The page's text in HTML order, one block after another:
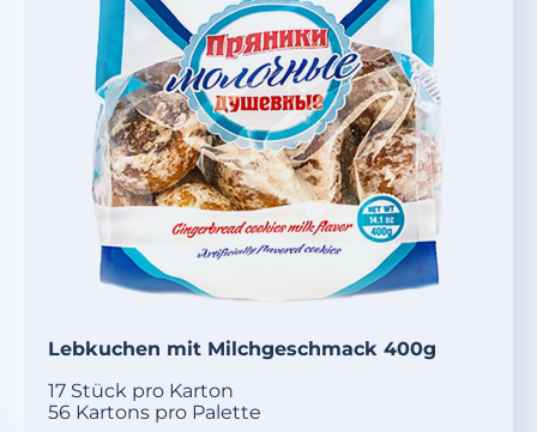
Lebkuchen mit Milchgeschmack 400g
17 Stück pro Karton
56 Kartons pro Palette